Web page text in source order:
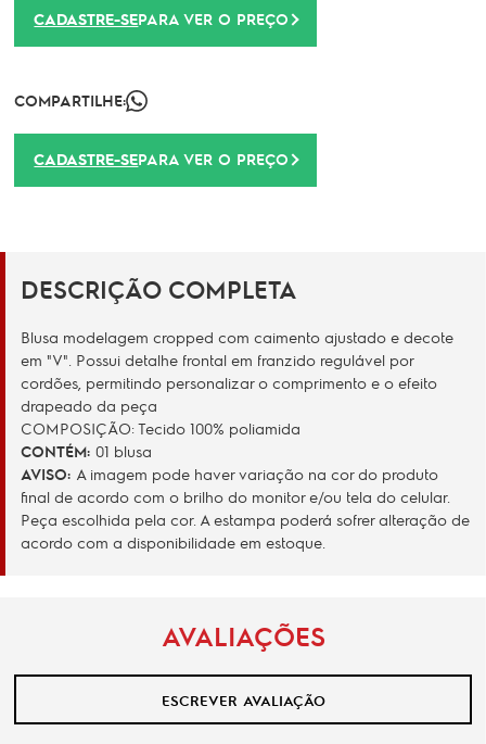
CADASTRE-SEPARA VER O PREÇO
COMPARTILHE:
CADASTRE-SEPARA VER O PREÇO
DESCRIÇÃO COMPLETA
Blusa modelagem cropped com caimento ajustado e decote
em "V". Possui detalhe frontal em franzido regulável por
cordões, permitindo personalizar o comprimento e o efeito
drapeado da peça
COMPOSIÇÃO: Tecido 100% poliamida
CONTÉM: 01 blusa
AVISO: A imagem pode haver variação na cor do produto
final de acordo com o brilho do monitor e/ou tela do celular.
Peça escolhida pela cor. A estampa poderá sofrer alteração de
acordo com a disponibilidade em estoque.
AVALIAÇÕES
ESCREVER AVALIAÇÃO